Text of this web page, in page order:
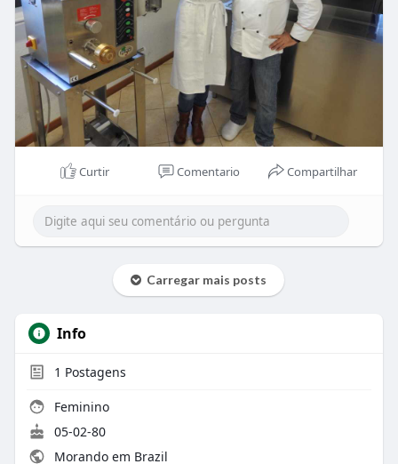
Curtir Comentario Compartilhar
Carregar mais posts
Info
1 Postagens
Feminino
05-02-80
Morando em Brazil